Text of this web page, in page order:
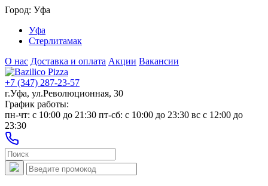
Город: Уфа
Уфа
Стерлитамак
О нас Доставка и оплата Акции Вакансии
+7 (347) 287-23-57
г.Уфа, ул.Революционная, 30
График работы:
пн-чт: c 10:00 до 21:30 пт-сб: c 10:00 до 23:30 вс с 12:00 до
23:30